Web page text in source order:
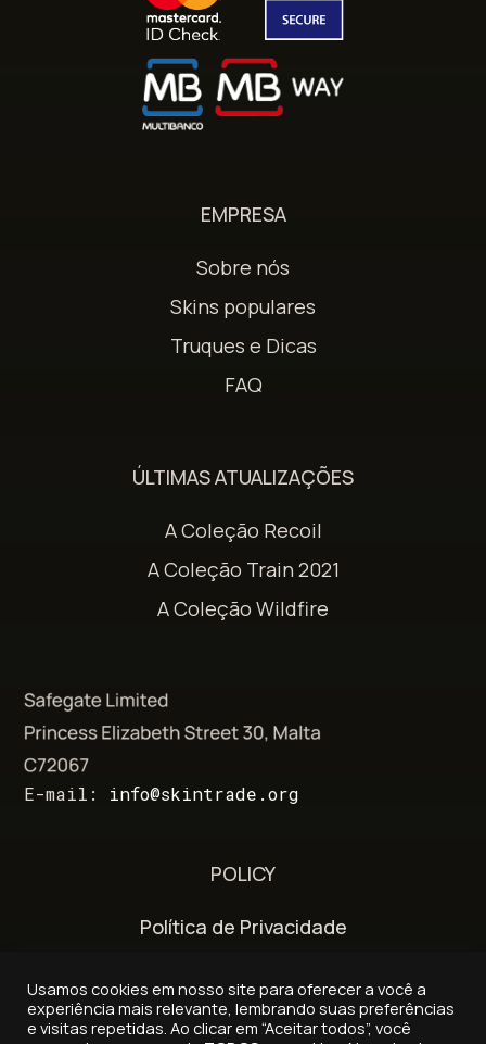
EMPRESA
Sobre nós
Skins populares
Truques e Dicas
FAQ
ÚLTIMAS ATUALIZAÇÕES
A Coleção Recoil
A Coleção Train 2021
A Coleção Wildfire
E-mail: info@skintrade.org
POLICY
Política de Privacidade
Política de entrega e reembolso
Usamos cookies em nosso site para oferecer a você a
experiência mais relevante, lembrando suas preferências
e visitas repetidas. Ao clicar em “Aceitar todos”, você